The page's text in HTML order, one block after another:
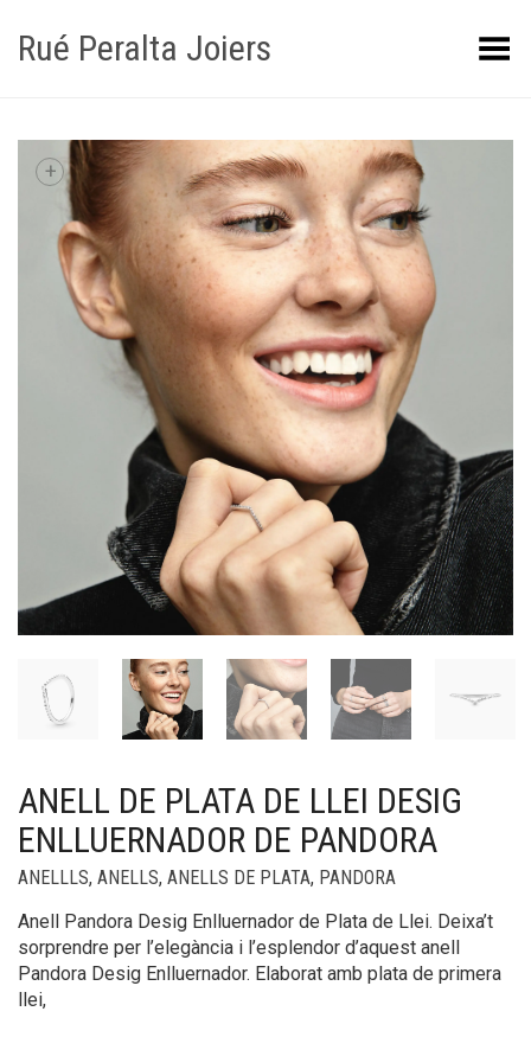
Rué Peralta Joiers Obrir/tancar el menú
+
ANELL DE PLATA DE LLEI DESIG
ENLLUERNADOR DE PANDORA
ANELLLS, ANELLS, ANELLS DE PLATA, PANDORA
Anell Pandora Desig Enlluernador de Plata de Llei. Deixa’t
sorprendre per l’elegància i l’esplendor d’aquest anell
Pandora Desig Enlluernador. Elaborat amb plata de primera
llei,